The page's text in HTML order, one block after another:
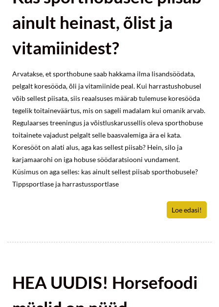
ainult heinast, õlist ja
vitamiinidest?
Arvatakse, et sporthobune saab hakkama ilma lisandsöödata,
pelgalt koresööda, õli ja vitamiinide peal. Kui harrastushobusel
võib sellest piisata, siis reaalsuses määrab tulemuse koresööda
tegelik toitaineväärtus, mis on sageli madalam kui omanik arvab.
Regulaarses treeningus ja võistluskarussellis oleva sporthobuse
toitainete vajadust pelgalt selle baasvalemiga ära ei kata.
Koresööt on alati alus, aga kas sellest piisab? Hein, silo ja
karjamaarohi on iga hobuse söödaratsiooni vundament.
Küsimus on aga selles: kas ainult sellest piisab sporthobusele?
Tippsportlase ja harrastussportlase
Loe edasi!
HEA UUDIS! Horsefoodi